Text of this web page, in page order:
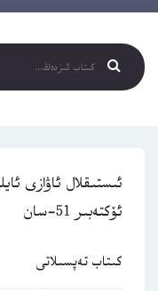
ئۆكتەبىر 51-سان
كىتاب تەپسىلاتى